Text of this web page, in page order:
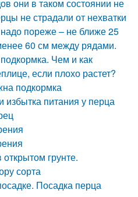
они в таком состоянии не
не страдали от нехватки
пореже – не ближе 25
60 см между рядами.
Чем и как
если плохо растет?
подкормка
избытка питания у перца
грунте.
сорта
Посадка перца